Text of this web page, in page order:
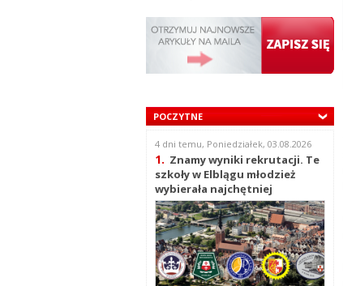
POCZYTNE
4 dni temu, Poniedziałek, 03.08.2026
1. Znamy wyniki rekrutacji. Te
szkoły w Elblągu młodzież
wybierała najchętniej